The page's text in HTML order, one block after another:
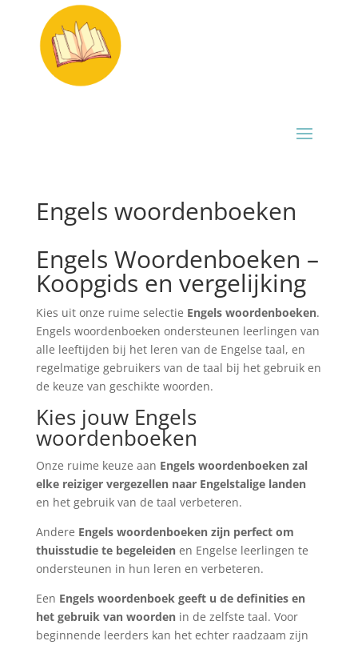
Engels woordenboeken
Engels Woordenboeken –
Koopgids en vergelijking
Kies uit onze ruime selectie Engels woordenboeken.
Engels woordenboeken ondersteunen leerlingen van
alle leeftijden bij het leren van de Engelse taal, en
regelmatige gebruikers van de taal bij het gebruik en
de keuze van geschikte woorden.
Kies jouw Engels
woordenboeken
Onze ruime keuze aan Engels woordenboeken zal
elke reiziger vergezellen naar Engelstalige landen
en het gebruik van de taal verbeteren.
Andere Engels woordenboeken zijn perfect om
thuisstudie te begeleidenen Engelse leerlingen te
ondersteunen in hun leren en verbeteren.
Een Engels woordenboek geeft u de definities en
het gebruik van woordenin de zelfste taal. Voor
beginnende leerders kan het echter raadzaam zijn